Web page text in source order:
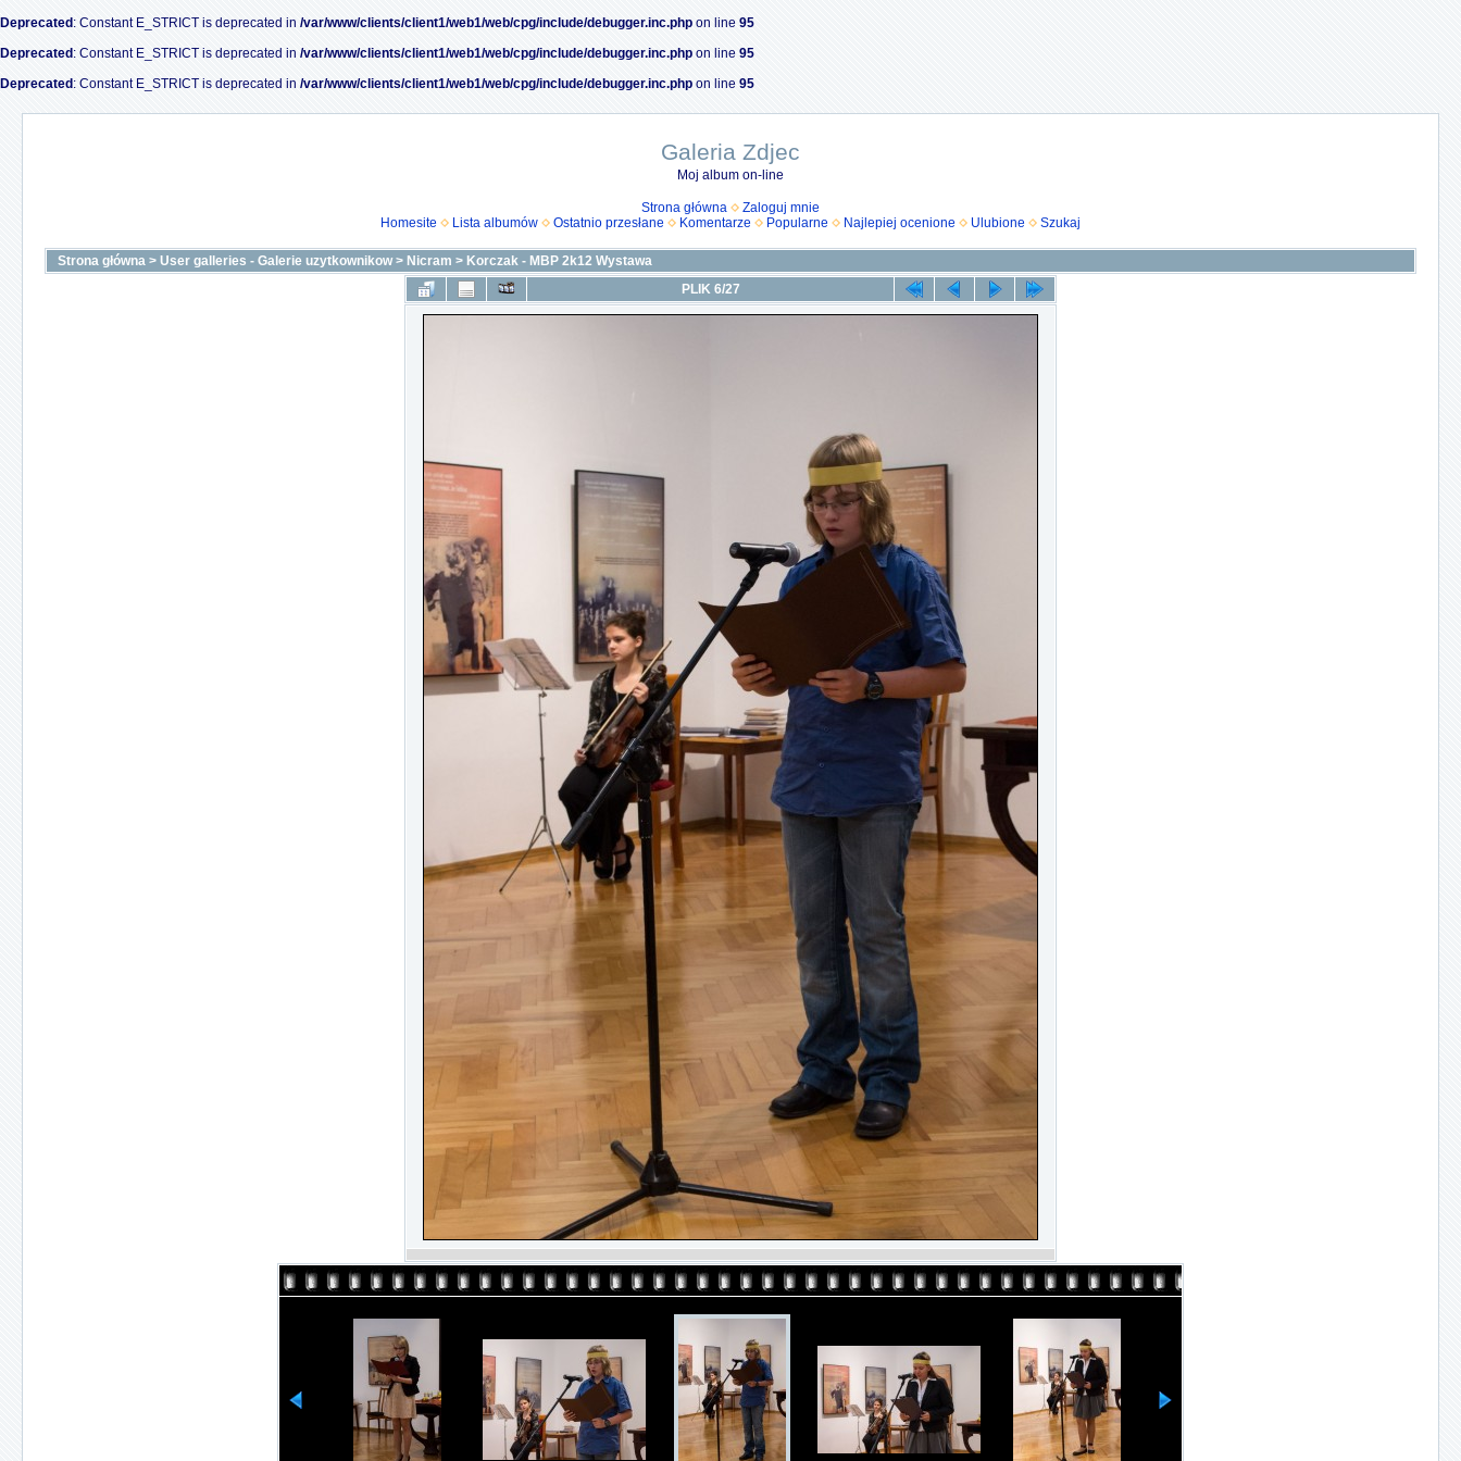
Deprecated : Constant E_STRICT is deprecated in /var/www/clients/client1/web1/web/cpg/include/debugger.inc.php on line 95
Deprecated : Constant E_STRICT is deprecated in /var/www/clients/client1/web1/web/cpg/include/debugger.inc.php on line 95
Deprecated : Constant E_STRICT is deprecated in /var/www/clients/client1/web1/web/cpg/include/debugger.inc.php on line 95
Galeria Zdjec
Moj album on-line
Strona główna
Zaloguj mnie
Homesite
Lista albumów Ostatnio przesłane Komentarze Popularne Najlepiej ocenione Ulubione Szukaj
Strona główna > User galleries - Galerie uzytkownikow> Nicram > Korczak - MBP 2k12 Wystawa
PLIK 6/27